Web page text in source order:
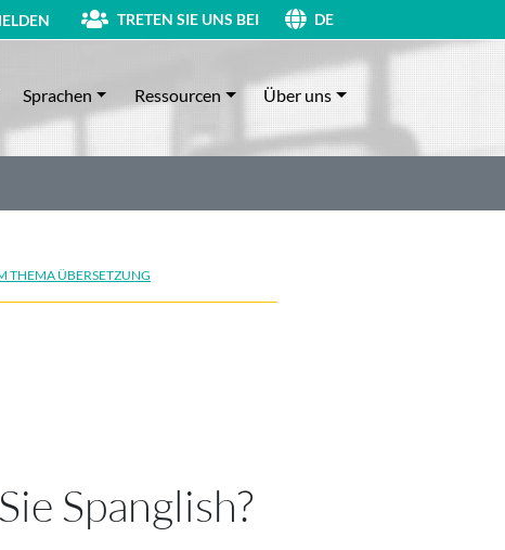
TRETEN SIE UNS BEI DE
Sprachen Ressourcen Über uns
THEMA ÜBERSETZUNG
Spanglish?